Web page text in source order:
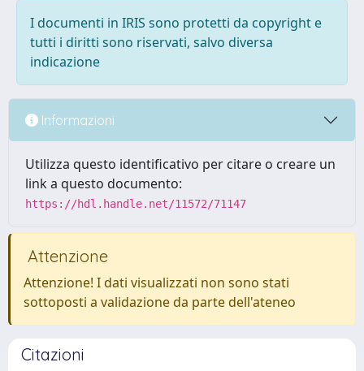
I documenti in IRIS sono protetti da copyright e
tutti i diritti sono riservati, salvo diversa
indicazione
Informazioni
Utilizza questo identificativo per citare o creare un
link a questo documento:
https://hdl.handle.net/11572/71147
Attenzione
Attenzione! I dati visualizzati non sono stati
sottoposti a validazione da parte dell'ateneo
Citazioni